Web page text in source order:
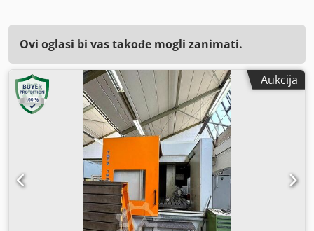
Ovi oglasi bi vas takođe mogli zanimati.
Aukcija